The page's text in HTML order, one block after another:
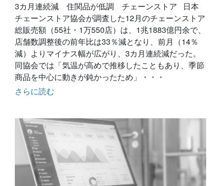
3カ月連続減 住関品が低調 チェーンストア 日本
チェーンストア協会が調査した12月のチェーンストア
総販売額（55社・1万550店）は、1兆1883億円余で、
店舗数調整後の前年比は33％減となり、前月（14％
減）よりマイナス幅が広がり、3カ月連続減だった。
同協会では「気温が高めで推移したこともあり、季節
商品を中心に動きが鈍かったため」・・・
さらに読む